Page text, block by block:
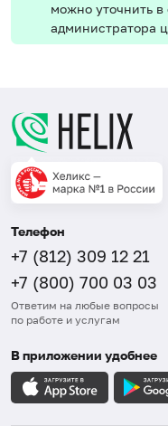
можно уточнить
администратора
Телефон
+7 (812) 309 12 21
+7 (800) 700 03 03
Ответим на любые вопросы
по работе и услугам
В приложении удобнее